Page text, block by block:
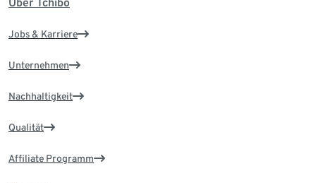
Jobs & Karriere
Unternehmen
Nachhaltigkeit
Qualität
Affiliate Programm